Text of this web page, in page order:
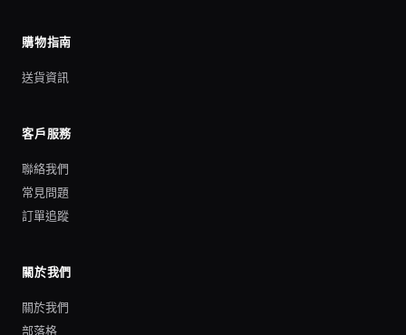
購物指南
送貨資訊
客戶服務
聯絡我們
常見問題
訂單追蹤
關於我們
關於我們
部落格